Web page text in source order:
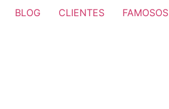
BLOG CLIENTES FAMOSOS